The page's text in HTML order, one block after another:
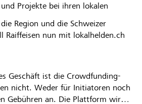
Projekte bei ihren lokalen
Region und die Schweizer
Raiffeisen nun mit lokalhelden.ch
Geschäft ist die Crowdfunding-
nicht. Weder für Initiatoren noch
Gebühren an. Die Plattform wird